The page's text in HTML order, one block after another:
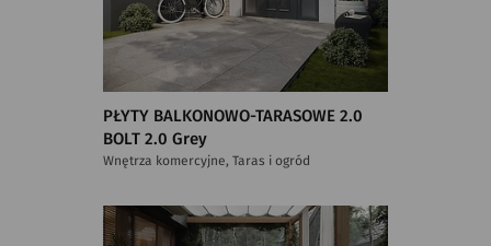
PŁYTY BALKONOWO-TARASOWE 2.0
BOLT 2.0 Grey
Wnętrza komercyjne, Taras i ogród